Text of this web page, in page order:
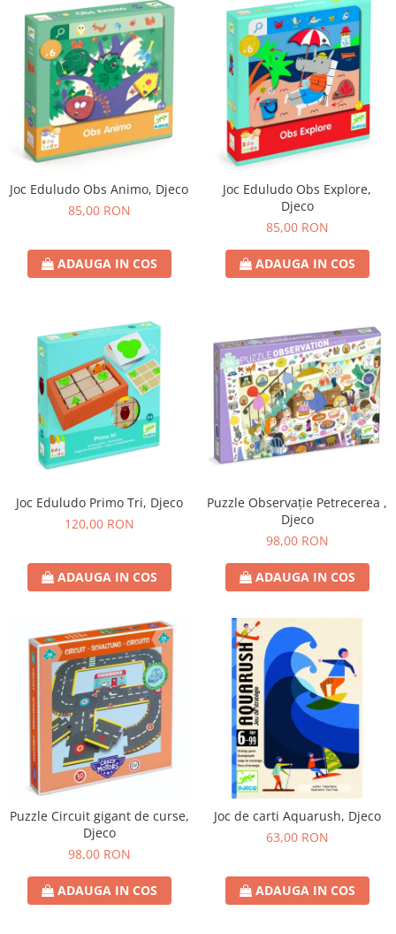
Joc Eduludo Obs Animo, Djeco
85,00 RON
ADAUGA IN COS
Joc Eduludo Obs Explore,
Djeco
85,00 RON
ADAUGA IN COS
Joc Eduludo Primo Tri, Djeco
120,00 RON
ADAUGA IN COS
Puzzle Observație Petrecerea ,
Djeco
98,00 RON
ADAUGA IN COS
Puzzle Circuit gigant de curse,
Djeco
98,00 RON
ADAUGA IN COS
Joc de carti Aquarush, Djeco
63,00 RON
ADAUGA IN COS